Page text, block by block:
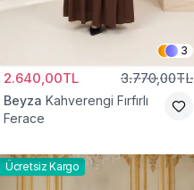
3
2.640,00TL 3.770,00TL
Beyza Kahverengi Fırfırlı
Ferace
Ücretsiz Kargo